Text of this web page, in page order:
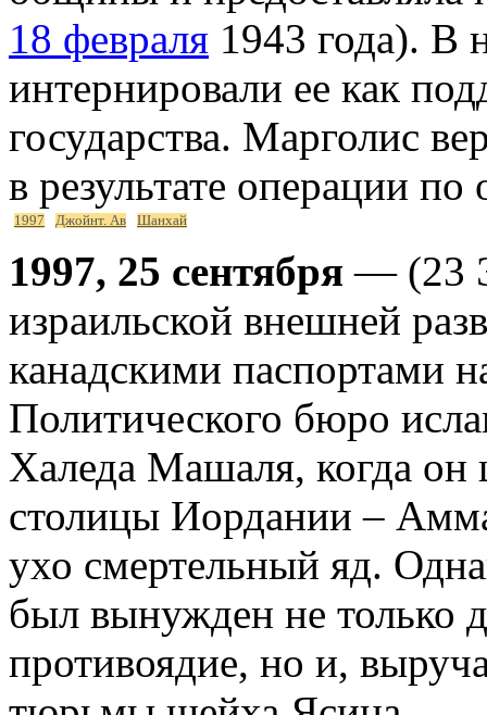
18 февраля 1943 года). В
интернировали ее как
государства. Марголис
в результате операции
1997 Джойнт. Ав Шанхай
1997, 25 сентября — (23
израильской внешней
канадскими паспортами
Политического бюро
Халеда Машаля, когда он
столицы Иордании –
ухо смертельный яд.
был вынужден не только
противоядие, но и,